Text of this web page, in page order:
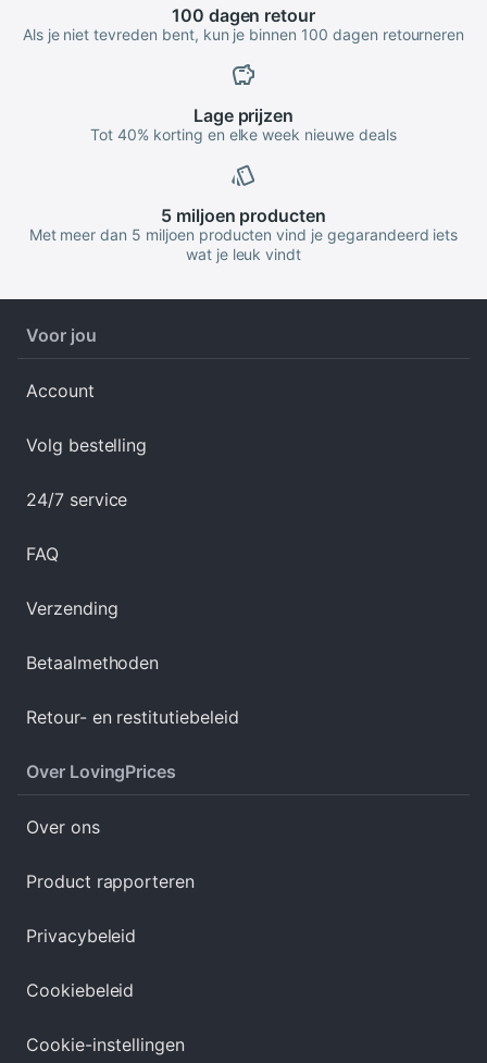
100 dagen retour
Als je niet tevreden bent, kun je binnen 100 dagen retourneren
Lageprijzen
Tot 40% korting en elke week nieuwe deals
5 miljoen producten
Met meer dan 5 miljoen producten vind je gegarandeerd iets
wat je leuk vindt
Voor jou
Account
Volg bestelling
24/7 service
FAQ
Verzending
Betaalmethoden
Retour- en restitutiebeleid
Over LovingPrices
Over ons
Product rapporteren
Privacybeleid
Cookiebeleid
Cookie-instellingen